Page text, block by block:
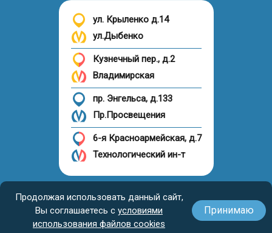
Продолжая использовать данный сайт,
Вы соглашаетесь с условиями
использования файлов cookies
Принимаю
ул. Крыленко д.14
ул.Дыбенко
Кузнечный пер., д.2
Владимирская
пр. Энгельса, д.133
Пр.Просвещения
6-я Красноармейская, д.7
Технологический ин-т
Налоговый вычет